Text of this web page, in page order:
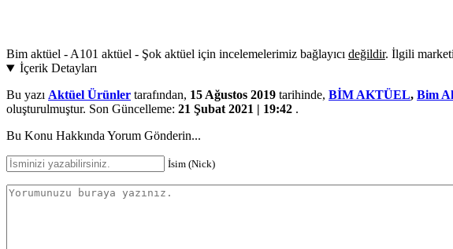
Bim aktüel - A101 aktüel - Şok aktüel için incelemelerimiz bağlayıcı değildir. İlgili
İçerik Detayları
Bu yazı Aktüel Ürünler tarafından, 15 Ağustos 2019 tarihinde, BİM AKTÜEL, Bim
oluşturulmuştur. Son Güncelleme: 21 Şubat 2021 | 19:42 .
Bu Konu Hakkında Yorum Gönderin...
İsim (Nick)